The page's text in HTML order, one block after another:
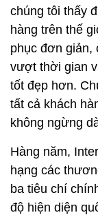
chúng tôi thấy
hàng trên thế
phục đơn giản,
vượt thời gian
tốt đẹp hơn.
tất cả khách
không ngừng
Hàng năm,
hạng các
ba tiêu chí
độ hiện diện